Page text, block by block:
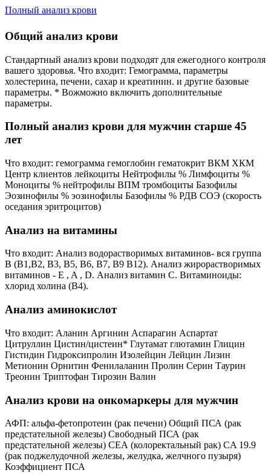
Полный анализ крови
Общий анализ крови
Стандартный анализ крови подходят для ежегодного контроля
вашего здоровья. Что входит: Гемограмма, параметры
холестерина, печени, сахар и креатинин. и другие базовые
параметры. * Вожможно включить дополнительные
параметры.
Полный анализ крови для мужчин старше 45
лет
Что входит: гемограмма гемоглобин гематокрит ВКМ ХКМ
Центр клиентов лейкоциты Нейтрофилы % Лимфоциты %
Моноциты % нейтрофилы ВПМ тромбоциты Базофилы
Эозинофилы % эозинофилы Базофилы % РДВ СОЭ (скорость
оседания эритроцитов)
Анализ на витамины
Что входит: Анализ водорастворимых витаминов- вся группа
B (B1,B2, B3, B5, B6, B7, B9 B12). Анализ жирорастворимых
витаминов - E , A , D. Анализ витамин C. Витаминоиды:
хлорид холина (B4).
Анализ аминокислот
Что входит: Аланин Аргинин Аспарагин Аспартат
Цитруллин Цистин/цистеин* Глутамат глютамин Глицин
Гистидин Гидроксипролин Изолейцин Лейцин Лизин
Метионин Орнитин Фенилаланин Пролин Серин Таурин
Треонин Триптофан Тирозин Валин
Анализ крови на онкомаркеры для мужчин
АФП: альфа-фетопротеин (рак печени) Общий ПСА (рак
предстательной железы) Свободный ПСА (рак
предстательной железы) СЕА (колоректальный рак) CA 19.9
(рак поджелудочной железы, желудка, желчного пузыря)
Коэффициент ПСА